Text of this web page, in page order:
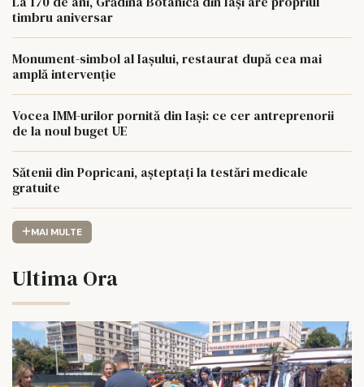
timbru aniversar
Monument-simbol al Iaşului, restaurat după cea mai
amplă intervenţie
Vocea IMM-urilor pornită din Iași: ce cer antreprenorii
de la noul buget UE
Sătenii din Popricani, așteptați la testări medicale
gratuite
MAI MULTE
Ultima Ora